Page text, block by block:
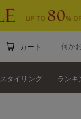
カート
スタイリング ランキ